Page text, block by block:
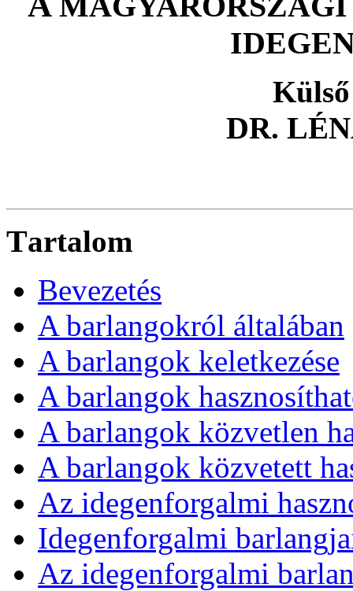
DR. L
Tartalom
Bevezetés
A barlangokról általában
A barlangok keletkezése
A barlangok
A barlangok közvetlen
A barlangok közvetett
Az idegenforgalmi
Idegenforgalmi
Az idegenforgalmi